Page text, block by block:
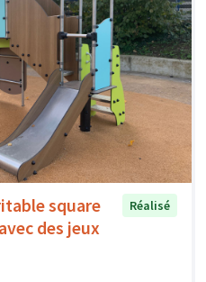
square
des jeux
Réalisé